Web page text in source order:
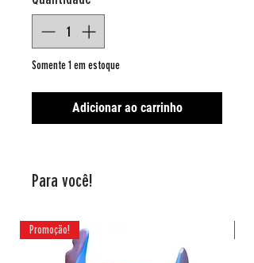
Somente 1 em estoque
Adicionar ao carrinho
Para você!
Promoção!